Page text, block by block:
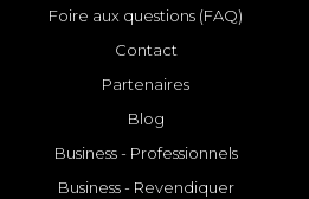
Foire aux questions (FAQ)
Contact
Partenaires
Blog
Business - Professionnels
Business - Revendiquer